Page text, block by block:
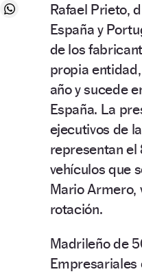
Rafael Prieto,
España y
de los
propia
año y sucede
España. La
ejecutivos de
representan el
vehículos que
Mario Armero,
rotación.
Madrileño de
Empresariales